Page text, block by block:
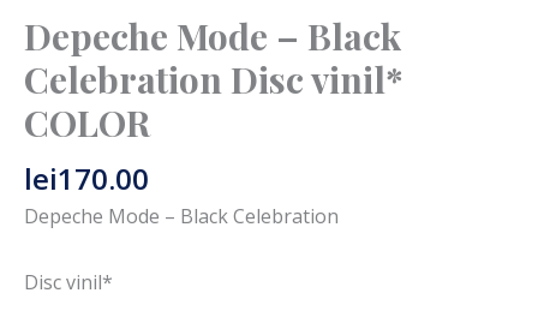
Depeche Mode – Black
Celebration Disc vinil*
COLOR
lei170.00
Depeche Mode – Black Celebration
Disc vinil*